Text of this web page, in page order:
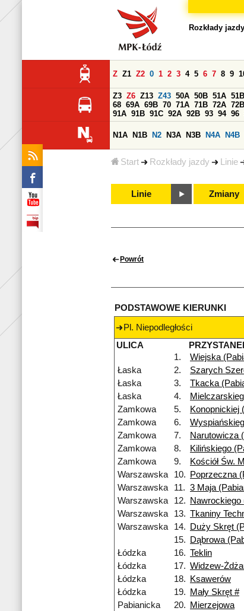
Start Rozkłady jazdy Linie
Rozkłady jazdy
Z Z1 Z2 0 1 2 3 4 5 6 7 8 9
Z3 Z6 Z13 Z43 50A 50B 51A 51B
68 69A 69B 70 71A 71B 72A 72B
91A 91B 91C 92A 92B 93 94 96
N1A N1B N2 N3A N3B N4A N4B
Linie Zmiany
Powrót
PODSTAWOWE KIERUNKI
Pl. Niepodległości
ULICA
1.
Wiejska
Łaska
2. Szarych
Łaska
3.
Tkacka
Łaska
4.
Zamkowa
5. Konopnickiej
Zamkowa
6.
Zamkowa
7. Narutowicza
Zamkowa
8. Kilińskiego
Zamkowa
9.
Kościół Św.
Warszawska
10.
Poprzeczna
Warszawska
11. 3 Maja
Warszawska
12.
Nawrockiego
Warszawska
13. Tkaniny
Warszawska
14. Duży Skręt
15.
Dąbrowa
Łódzka
16. Teklin
Łódzka
17. Widzew-
Łódzka
18.
Ksawerów
Łódzka
19. Mały Skręt #
Pabianicka
20.
Mierzejowa